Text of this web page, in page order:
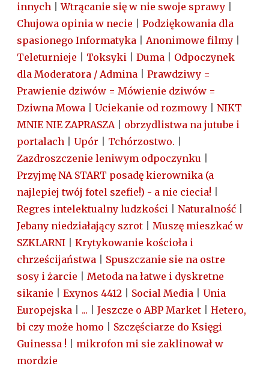
innych |Wtrącanie się w nie swoje sprawy
Chujowa opinia w necie
Podziękowania dla
spasionego Informatyka
Anonimowe filmy
Teleturnieje
Toksyki Duma
Odpoczynek
dla Moderatora / Admina
Prawdziwy =
Prawienie dziwów = Mówienie dziwów =
Dziwna Mowa
Uciekanie od rozmowy
NIKT
MNIE NIE ZAPRASZA| obrzydlistwa na jutube i
portalach
Upór Tchórzostwo.
Zazdroszczenie leniwym odpoczynku
Przyjmę NA START posadę kierownika (a
najlepiej twój fotel szefie!) - a nie ciecia!
Regres intelektualny ludzkości
Naturalność
Jebany niedziałający szrot
Muszę mieszkać w
SZKLARNI
Krytykowanie kościoła i
chrześcijaństwa
Spuszczanie sie na ostre
sosy i żarcie
Metoda na łatwe i dyskretne
sikanie
Exynos 4412 Social Media
Unia
Europejska
... Jeszcze o ABP Market
Hetero,
bi czy może homo
Szczęściarze do Księgi
Guinessa !
mikrofon mi sie zaklinował w
mordzie